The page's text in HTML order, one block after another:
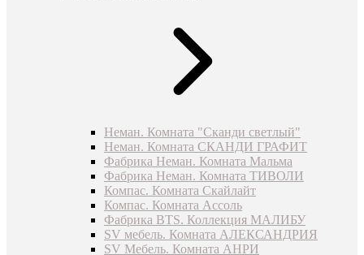
Неман. Комната "Сканди светлый"
Неман. Комната СКАНДИ ГРАФИТ
Фабрика Неман. Комната Мальма
Фабрика Неман. Комната ТИВОЛИ
Компас. Комната Скайлайт
Компас. Комната Ассоль
Фабрика BTS. Коллекция МАЛИБУ
SV мебель. Комната АЛЕКСАНДРИЯ
SV Мебель. Комната АНРИ